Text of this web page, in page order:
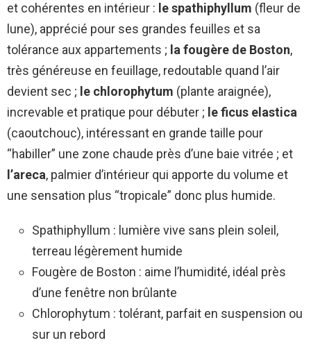
et cohérentes en intérieur : le spathiphyllum (fleur de
lune), apprécié pour ses grandes feuilles et sa
tolérance aux appartements ; la fougère de Boston,
très généreuse en feuillage, redoutable quand l’air
devient sec ; le chlorophytum (plante araignée),
increvable et pratique pour débuter ; le ficus elastica
(caoutchouc), intéressant en grande taille pour
“habiller” une zone chaude près d’une baie vitrée ; et
l’areca, palmier d’intérieur qui apporte du volume et
une sensation plus “tropicale” donc plus humide.
Spathiphyllum : lumière vive sans plein soleil,
terreau légèrement humide
Fougère de Boston : aime l’humidité, idéal près
d’une fenêtre non brûlante
Chlorophytum : tolérant, parfait en suspension ou
sur un rebord